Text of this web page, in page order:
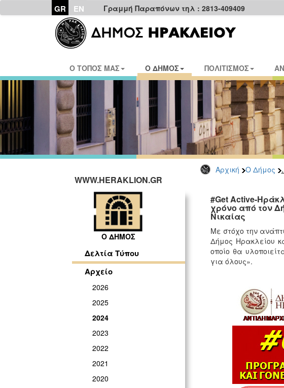
GR EN Γραμμή Παραπόνων τηλ : 2813-409409
Ο ΤΟΠΟΣ ΜΑΣ Ο ΔΗΜΟΣ ΠΟΛΙΤΙΣΜΟΣ
Αρχική Ο Δήμος
WWW.HERAKLION.GR
Ο ΔΗΜΟΣ
Δελτία Τύπου
Αρχείο
2026
2025
2024
2023
2022
2021
2020
#Get Active-
χρόνο από τον
Νικαίας
Με στόχο την
Δήμος Ηρακλείου
οποίο θα
για όλους».